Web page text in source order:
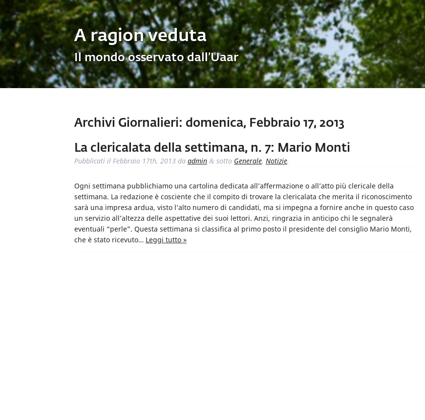
A ragion veduta
Il mondo osservato dall’Uaar
Archivi Giornalieri: domenica, Febbraio 17, 2013
La clericalata della settimana, n. 7: Mario Monti
Pubblicati il Febbraio 17th, 2013 da admin & sotto Generale, Notizie.
Ogni settimana pubblichiamo una cartolina dedicata all’affermazione o all’atto più clericale della
settimana. La redazione è cosciente che il compito di trovare la clericalata che merita il riconoscimento
sarà una impresa ardua, visto l’alto numero di candidati, ma si impegna a fornire anche in questo caso
un servizio all’altezza delle aspettative dei suoi lettori. Anzi, ringrazia in anticipo chi le segnalerà
eventuali “perle”. Questa settimana si classifica al primo posto il presidente del consiglio Mario Monti,
che è stato ricevuto… Leggi tutto »